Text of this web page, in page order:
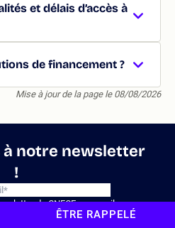
et délais d’accès à
de financement ?
Mise à jour de la page le 08/08/2026
notre newsletter
!
du CNFCE par email.
moment. En savoir plus sur notre
ÊTRE RAPPELÉ